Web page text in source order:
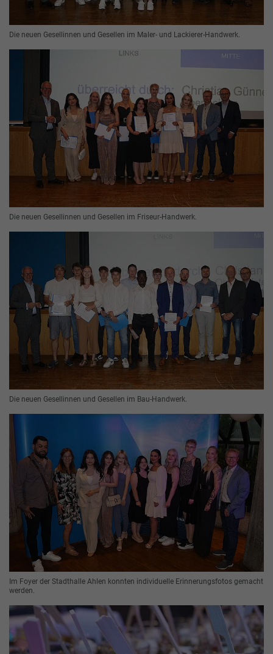
Die neuen Gesellinnen und Gesellen im Maler- und Lackierer-Handwerk.
Die neuen Gesellinnen und Gesellen im Friseur-Handwerk.
Die neuen Gesellinnen und Gesellen im Bau-Handwerk.
Im Foyer der Stadthalle Ahlen konnten individuelle Erinnerungsfotos gemacht
werden.